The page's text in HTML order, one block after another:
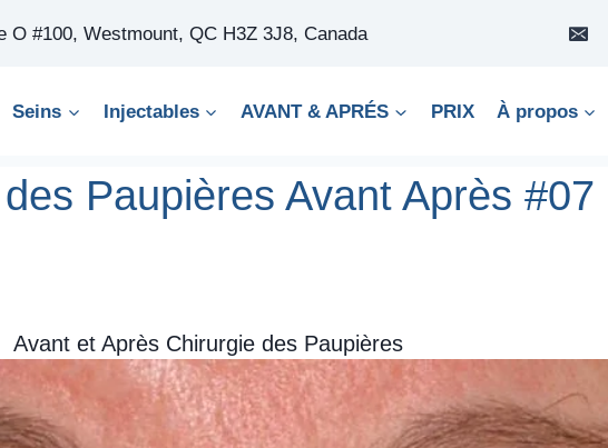
O #100, Westmount, QC H3Z 3J8, Canada
Seins Injectables AVANT & APRÉS PRIX À propos
Paupières Avant Après #07
Avant et Après Chirurgie des Paupières